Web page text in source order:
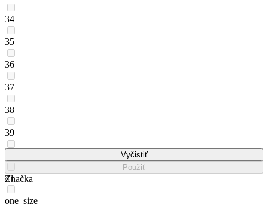
34
35
36
37
38
39
41
one_size
Vyčistiť
Použiť
Značka